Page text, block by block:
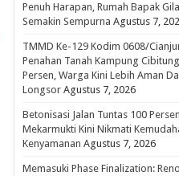
Penuh Harapan, Rumah Bapak
Semakin Sempurna Agustus 7,
TMMD Ke-129 Kodim 0608/
Penahan Tanah Kampung
Persen, Warga Kini Lebih Aman
Longsor Agustus 7, 2026
Betonisasi Jalan Tuntas 100
Mekarmukti Kini Nikmati
Kenyamanan Agustus 7, 2026
Memasuki Phase Finalization: